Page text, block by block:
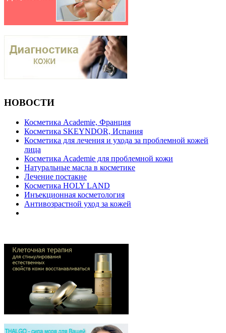
НОВОСТИ
Косметика Academie, Франция
Косметика SKEYNDOR, Испания
Косметика для лечения и ухода за проблемной кожей
лица
Косметика Academie для проблемной кожи
Натуральные масла в косметике
Лечение постакне
Косметика HOLY LAND
Инъекционная косметология
Антивозрастной уход за кожей